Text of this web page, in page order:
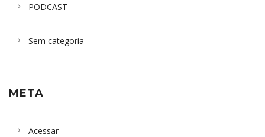
PODCAST
Sem categoria
META
Acessar